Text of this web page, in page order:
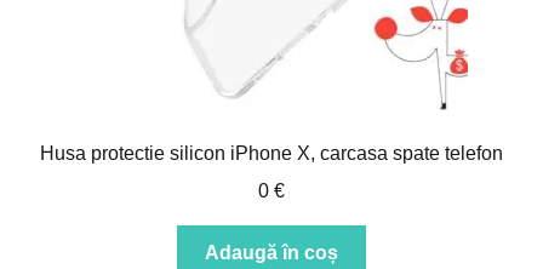
Husa protectie silicon iPhone X, carcasa spate telefon
0 €
Adaugă în coș